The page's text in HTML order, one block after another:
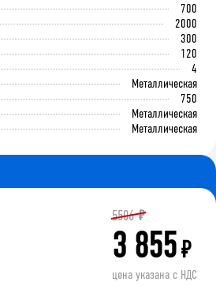
700
2000
300
120
4
Металлическая
750
Металлическая
Металлическая
5506 ₽
3 855₽
цена указана с НДС